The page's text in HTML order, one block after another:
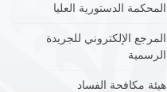
المحكمة الدستورية العليا
المرجع الإلكتروني للجريدة
الرسمية
هيئة مكافحة الفساد